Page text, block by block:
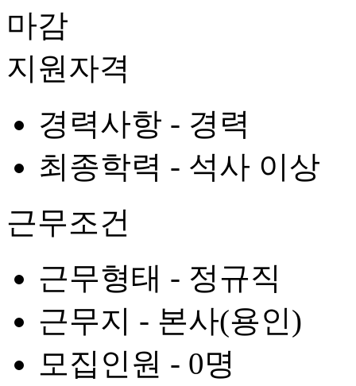
마감
지원자격
경력사항 - 경력
최종학력 - 석사 이상
근무조건
근무형태 - 정규직
근무지 - 본사(용인)
모집인원 - 0명